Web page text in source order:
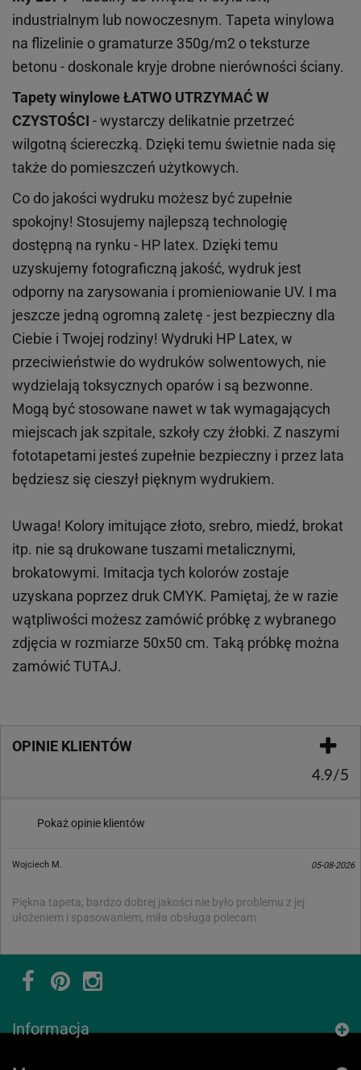
industrialnym lub nowoczesnym. Tapeta winylowa
na flizelinie o gramaturze 350g/m2 o teksturze
betonu - doskonale kryje drobne nierówności ściany.
Tapety winyloweŁATWO UTRZYMAĆ W
CZYSTOŚCI - wystarczy delikatnie przetrzeć
wilgotną ściereczką. Dzięki temu świetnie nada się
także do pomieszczeń użytkowych.
Co do jakości wydruku możesz być zupełnie
spokojny! Stosujemy najlepszą technologię
dostępną na rynku - HP latex. Dzięki temu
uzyskujemy fotograficzną jakość, wydruk jest
odporny na zarysowania i promieniowanie UV. I ma
jeszcze jedną ogromną zaletę - jest bezpieczny dla
Ciebie i Twojej rodziny! Wydruki HP Latex, w
przeciwieństwie do wydruków solwentowych, nie
wydzielają toksycznych oparów i są bezwonne.
Mogą być stosowane nawet w tak wymagających
miejscach jak szpitale, szkoły czy żłobki. Z naszymi
fototapetami jesteś zupełnie bezpieczny i przez lata
będziesz się cieszył pięknym wydrukiem.
Uwaga! Kolory imitujące złoto, srebro, miedź, brokat
itp. nie są drukowane tuszami metalicznymi,
brokatowymi. Imitacja tych kolorów zostaje
uzyskana poprzez druk CMYK. Pamiętaj, że w razie
wątpliwości możesz zamówić próbkę z wybranego
zdjęcia w rozmiarze 50x50 cm. Taką próbkę można
zamówićTUTAJ.
OPINIE KLIENTÓW
4.9/5
Pokaż opinie klientów
Wojciech M. 05-08-2026
Piękna tapeta, bardzo dobrej jakości nie było problemu z jej
ułożeniem i spasowaniem, miła obsługa polecam
Informacja